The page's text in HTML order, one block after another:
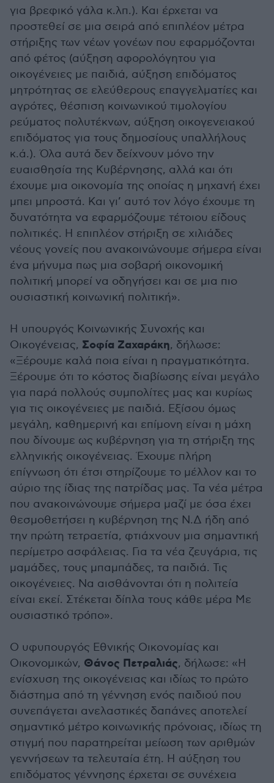
για βρεφικό γάλα κ.λπ.). Και έρχεται να
προστεθεί σε μια σειρά από επιπλέον μέτρα
στήριξης των νέων γονέων που εφαρμόζονται
από φέτος (αύξηση αφορολόγητου για
οικογένειες με παιδιά, αύξηση επιδόματος
μητρότητας σε ελεύθερους επαγγελματίες και
αγρότες, θέσπιση κοινωνικού τιμολογίου
ρεύματος πολυτέκνων, αύξηση οικογενειακού
επιδόματος για τους δημοσίους υπαλλήλους
κ.ά.). Όλα αυτά δεν δείχνουν μόνο την
ευαισθησία της Κυβέρνησης, αλλά και ότι
έχουμε μια οικονομία της οποίας η μηχανή έχει
μπει μπροστά. Και γι’ αυτό τον λόγο έχουμε τη
δυνατότητα να εφαρμόζουμε τέτοιου είδους
πολιτικές. Η επιπλέον στήριξη σε χιλιάδες
νέους γονείς που ανακοινώνουμε σήμερα είναι
ένα μήνυμα πως μια σοβαρή οικονομική
πολιτική μπορεί να οδηγήσει και σε μια πιο
ουσιαστική κοινωνική πολιτική».
Η υπουργός Κοινωνικής Συνοχής και
Οικογένειας, Σοφία Ζαχαράκη, δήλωσε:
«Ξέρουμε καλά ποια είναι η πραγματικότητα.
Ξέρουμε ότι το κόστος διαβίωσης είναι μεγάλο
για παρά πολλούς συμπολίτες μας και κυρίως
για τις οικογένειες με παιδιά. Εξίσου όμως
μεγάλη, καθημερινή και επίμονη είναι η μάχη
που δίνουμε ως κυβέρνηση για τη στήριξη της
ελληνικής οικογένειας. Έχουμε πλήρη
επίγνωση ότι έτσι στηρίζουμε το μέλλον και το
αύριο της ίδιας της πατρίδας μας. Τα νέα μέτρα
που ανακοινώνουμε σήμερα μαζί με όσα έχει
θεσμοθετήσει η κυβέρνηση της Ν.Δ ήδη από
την πρώτη τετραετία, φτιάχνουν μια σημαντική
περίμετρο ασφάλειας. Για τα νέα ζευγάρια, τις
μαμάδες, τους μπαμπάδες, τα παιδιά. Τις
οικογένειες. Να αισθάνονται ότι η πολιτεία
είναι εκεί. Στέκεται δίπλα τους κάθε μέρα Με
ουσιαστικό τρόπο».
Ο υφυπουργός Εθνικής Οικονομίας και
Οικονομικών, Θάνος Πετραλιάς, δήλωσε: «Η
ενίσχυση της οικογένειας και ιδίως το πρώτο
διάστημα από τη γέννηση ενός παιδιού που
συνεπάγεται ανελαστικές δαπάνες αποτελεί
σημαντικό μέτρο κοινωνικής πρόνοιας, ιδίως τη
στιγμή που παρατηρείται μείωση των αριθμών
γεννήσεων τα τελευταία έτη. Η αύξηση του
επιδόματος γέννησης έρχεται σε συνέχεια